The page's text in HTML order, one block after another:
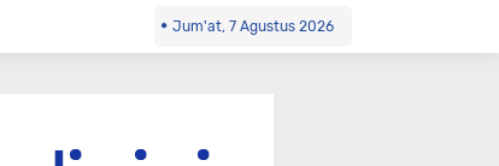
Jum'at, 7 Agustus 2026